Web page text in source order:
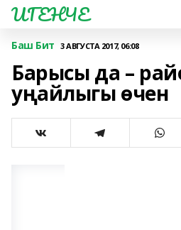
ИГЕНЧЕ
Баш Бит 3 АВГУСТА 2017, 06:08
Барысы да –
уңайлыгы өчен